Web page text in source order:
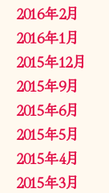
2016年2月
2016年1月
2015年12月
2015年9月
2015年6月
2015年5月
2015年4月
2015年3月